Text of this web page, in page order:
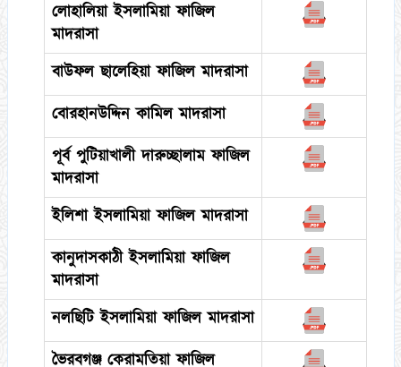
লোহালিয়া ইসলামিয়া ফাজিল
মাদরাসা
বাউফল ছালেহিয়া ফাজিল মাদরাসা
বোরহানউদ্দিন কামিল মাদরাসা
পূর্ব পুটিয়াখালী দারুচ্ছালাম ফাজিল
মাদরাসা
ইলিশা ইসলামিয়া ফাজিল মাদরাসা
কানুদাসকাঠী ইসলামিয়া ফাজিল
মাদরাসা
নলছিটি ইসলামিয়া ফাজিল মাদরাসা
ভৈরবগঞ্জ কেরামতিয়া ফাজিল